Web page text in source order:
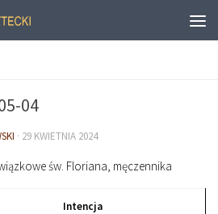
04
· 29 KWIETNIA 2024
św. Floriana, męczennika
Intencja